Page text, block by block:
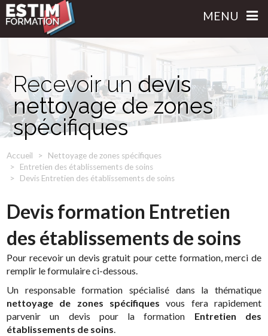
MENU
Recevoir undevis
nettoyage de zones
spécifiques
Accueil
Nettoyage de zones spécifiques
Entretien des établissements de soins
Devis Entretien des établissements de soins
Devis formation Entretien
des établissements de soins
Pour recevoir un devis gratuit pour cette formation, merci de
remplir le formulaire ci-dessous.
Un responsable formation spécialisé dans la thématique
nettoyage de zones spécifiques vous fera rapidement
parvenir un devis pour la formation Entretien des
établissements de soins.